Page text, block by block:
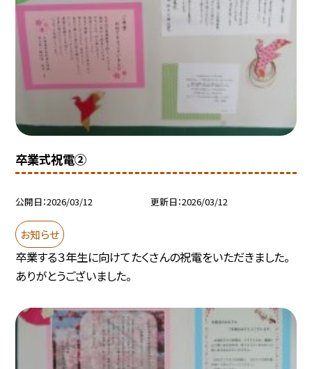
卒業式祝電②
公開日 2026/03/12 更新日 2026/03/12
お知らせ
卒業する３年生に向けてたくさんの祝電をいただきました。
ありがとうございました。